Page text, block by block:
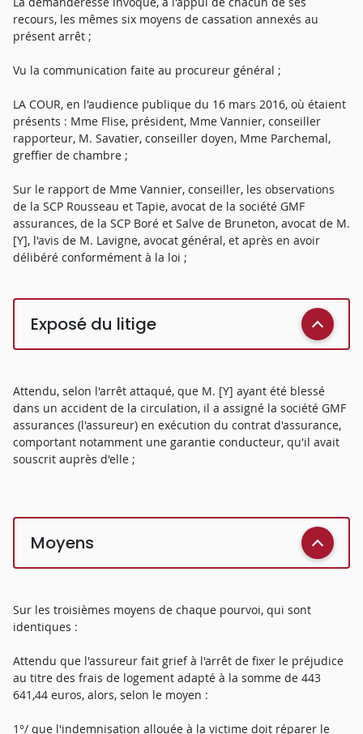
recours, les mêmes six moyens de cassation annexés au
présent arrêt ;
Vu la communication faite au procureur général ;
LA COUR, en l'audience publique du 16 mars 2016, où étaient
présents : Mme Flise, président, Mme Vannier, conseiller
rapporteur, M. Savatier, conseiller doyen, Mme Parchemal,
greffier de chambre ;
Sur le rapport de Mme Vannier, conseiller, les observations
de la SCP Rousseau et Tapie, avocat de la société GMF
assurances, de la SCP Boré et Salve de Bruneton, avocat de M.
[Y], l'avis de M. Lavigne, avocat général, et après en avoir
délibéré conformément à la loi ;
Exposé du litige
Attendu, selon l'arrêt attaqué, que M. [Y] ayant été blessé
dans un accident de la circulation, il a assigné la société GMF
assurances (l'assureur) en exécution du contrat d'assurance,
comportant notamment une garantie conducteur, qu'il avait
souscrit auprès d'elle ;
Moyens
Sur les troisièmes moyens de chaque pourvoi, qui sont
identiques :
Attendu que l'assureur fait grief à l'arrêt de fixer le préjudice
au titre des frais de logement adapté à la somme de 443
641,44 euros, alors, selon le moyen :
1°/ que l'indemnisation allouée à la victime doit réparer le